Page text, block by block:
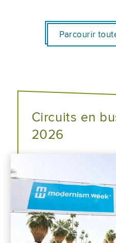
Parcourir
Circuits en
2026